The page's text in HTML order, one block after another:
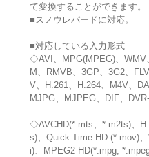
て変換することができます。
■スノウレパードに対応。
■対応している入力形式
◇AVI、MPG(MPEG)、WMV
M、RMVB、3GP、3G2、
V、H.261、H.264、M4V、
MJPG、MJPEG、DIF、DVR-
◇AVCHD(*.mts、*.m2ts)、
s)、Quick Time HD (*.mov)
i)、MPEG2 HD(*.mpg;